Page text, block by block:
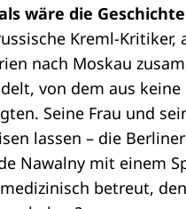
wäre die
Kreml-
nach Moskau
von dem aus
Seine Frau und
lassen – die
Nawalny mit einem
betreut,